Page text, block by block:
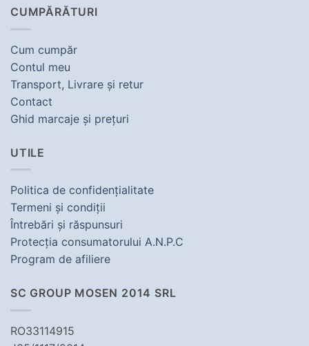
CUMPĂRĂTURI
Cum cumpăr
Contul meu
Transport, Livrare şi retur
Contact
Ghid marcaje şi preţuri
UTILE
Politica de confidenţialitate
Termeni şi condiţii
Întrebări şi răspunsuri
Protecţia consumatorului A.N.P.C
Program de afiliere
SC GROUP MOSEN 2014 SRL
RO33114915